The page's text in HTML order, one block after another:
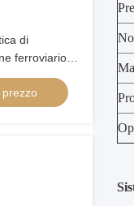
di
ferroviario
Rail
prezzo